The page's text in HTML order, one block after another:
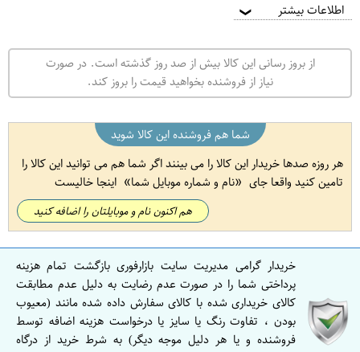
اطلاعات بیشتر ❯
از بروز رسانی این کالا بیش از صد روز گذشته است. در صورت
نیاز از فروشنده بخواهید قیمت را بروز کند.
شما هم فروشنده این کالا شوید
هر روزه صدها خریدار این کالا را می بینند اگر شما هم می توانید این کالا را
تامین کنید واقعا جای
نام و شماره موبایل شما اینجا خالیست
هم اکنون نام و موبایلتان را اضافه کنید
خریدار گرامی مدیریت سایت بازارفوری بازگشت تمام هزینه
پرداختی شما را در صورت عدم رضایت به دلیل عدم مطابقت
کالای خریداری شده با کالای سفارش داده شده مانند (معیوب
بودن ، تفاوت رنگ یا سایز یا درخواست هزینه اضافه توسط
فروشنده و یا هر دلیل موجه دیگر) به شرط خرید از درگاه